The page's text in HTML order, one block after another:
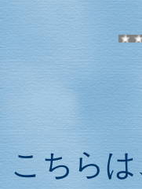
こちら